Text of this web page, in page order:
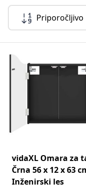
Priporočljivo
vidaXL Omara za
Črna 56 x 12 x 63
Inženirski les